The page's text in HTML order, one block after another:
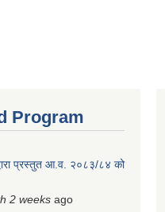
Program
प्रस्तुत आ.व. २०८३/८४ को
2 weeks ago